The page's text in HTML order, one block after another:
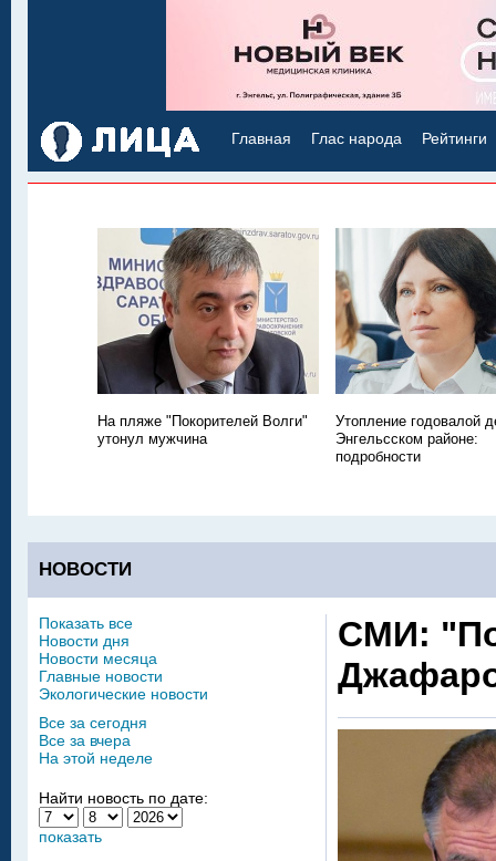
Главная Глас народа Рейтинги
На пляже "Покорителей Волги"
утонул мужчина
Утопление годовалой
Энгельсском районе:
подробности
НОВОСТИ
СМИ: "По
Показать все
Новости дня
Новости месяца
Главные новости
Экологические новости
Все за сегодня
Все за вчера
На этой неделе
Найти новость по дате:
показать